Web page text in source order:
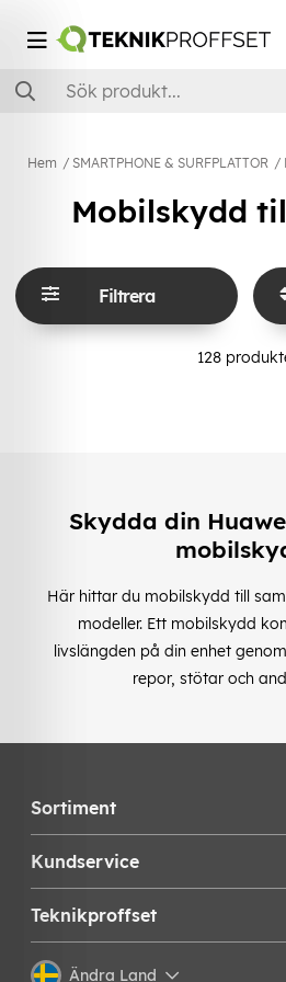
Hem SMARTPHONE & SURFPLATTOR
Mobilskydd
Filtrera
128
Skydda din
Här hittar du mobilskydd till
modeller. Ett mobilskydd
livslängden på din enhet
repor, stötar och
Sortiment
Kundservice
Teknikproffset
Ändra Land